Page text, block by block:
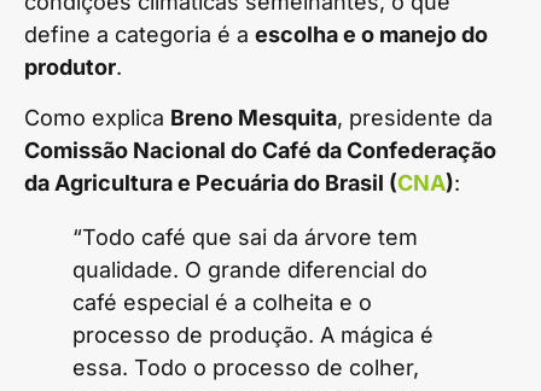
define a categoria é a escolha e o manejo do
produtor.
Como explica Breno Mesquita, presidente da
Comissão Nacional do Café da Confederação
da Agricultura e Pecuária do Brasil (CNA):
“Todo café que sai da árvore tem
qualidade. O grande diferencial do
café especial é a colheita e o
processo de produção. A mágica é
essa. Todo o processo de colher,